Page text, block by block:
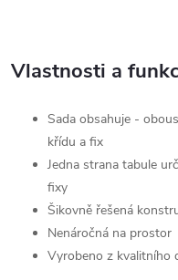
Vlastnosti a
Sada obsahuje -
křídu a fix
Jedna strana tabule
fixy
Šikovně řešená
Nenáročná na prostor
Vyrobeno z kvalitního